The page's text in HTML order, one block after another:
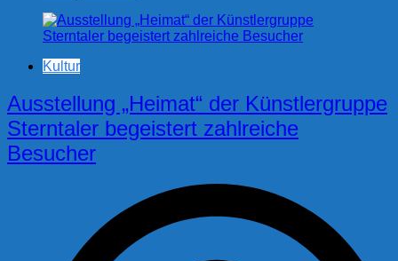
Kultur
Ausstellung „Heimat“ der Künstlergruppe
Sterntaler begeistert zahlreiche
Besucher